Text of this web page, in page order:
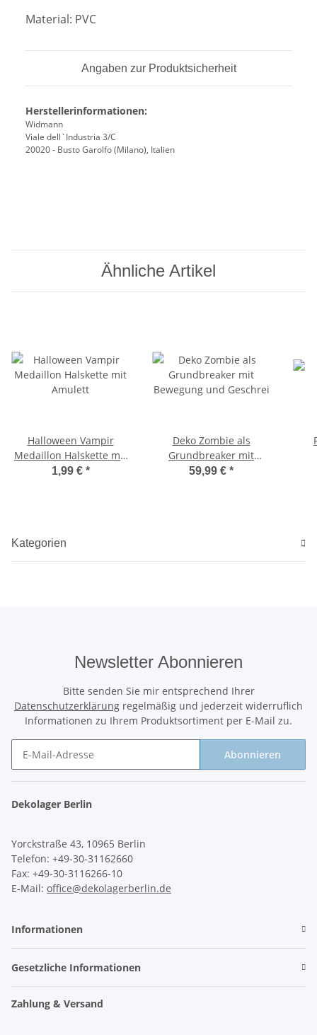
Material: PVC
Angaben zur Produktsicherheit
Herstellerinformationen:
Widmann
Viale dell`Industria 3/C
20020 - Busto Garolfo (Milano), Italien
Ähnliche Artikel
Halloween Vampir
Medaillon Halskette mit
Amulett
1,99 € *
Deko Zombie als
Grundbreaker mit
Bewegung und Geschrei
59,99 € *
Kategorien
Newsletter Abonnieren
Bitte senden Sie mir entsprechend Ihrer
Datenschutzerklärung regelmäßig und jederzeit widerruflich
Informationen zu Ihrem Produktsortiment per E-Mail zu.
Abonnieren
Dekolager Berlin
Yorckstraße 43, 10965 Berlin
Telefon: +49-30-31162660
Fax: +49-30-3116266-10
E-Mail: office@dekolagerberlin.de
Informationen
Gesetzliche Informationen
Zahlung & Versand